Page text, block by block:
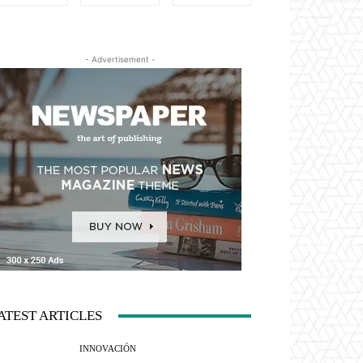
- Advertisement -
ARTICLES
INNOVACIÓN